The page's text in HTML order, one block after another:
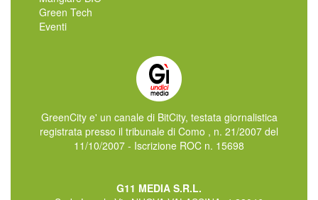
Green Tech
Eventi
GreenCity e' un canale di BitCity, testata giornalistica
registrata presso il tribunale di Como , n. 21/2007 del
11/10/2007 - Iscrizione ROC n. 15698
G11 MEDIA S.R.L.